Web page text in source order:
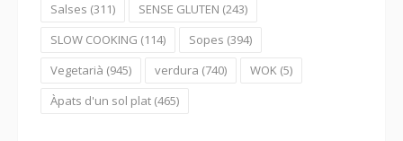
Salses (311) SENSE GLUTEN (243)
SLOW COOKING (114) Sopes (394)
Vegetarià (945) verdura (740) WOK (5)
Àpats d'un sol plat (465)